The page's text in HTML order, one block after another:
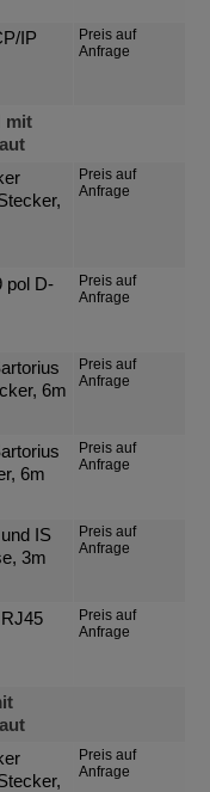
IP
Preis auf
Anfrage
mit
Preis auf
Anfrage
pol D-
Preis auf
Anfrage
6m
Preis auf
Anfrage
6m
Preis auf
Anfrage
IS
3m
Preis auf
Anfrage
Preis auf
Anfrage
Preis auf
Anfrage